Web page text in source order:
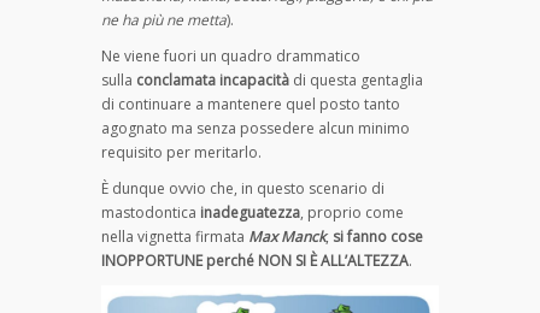
ne ha più ne metta).
Ne viene fuori un quadro drammatico
sulla conclamata incapacità di questa gentaglia
di continuare a mantenere quel posto tanto
agognato ma senza possedere alcun minimo
requisito per meritarlo.
È dunque ovvio che, in questo scenario di
mastodontica inadeguatezza, proprio come
nella vignetta firmata Max Manck, si fanno cose
INOPPORTUNE perché NON SI È ALL’ALTEZZA.